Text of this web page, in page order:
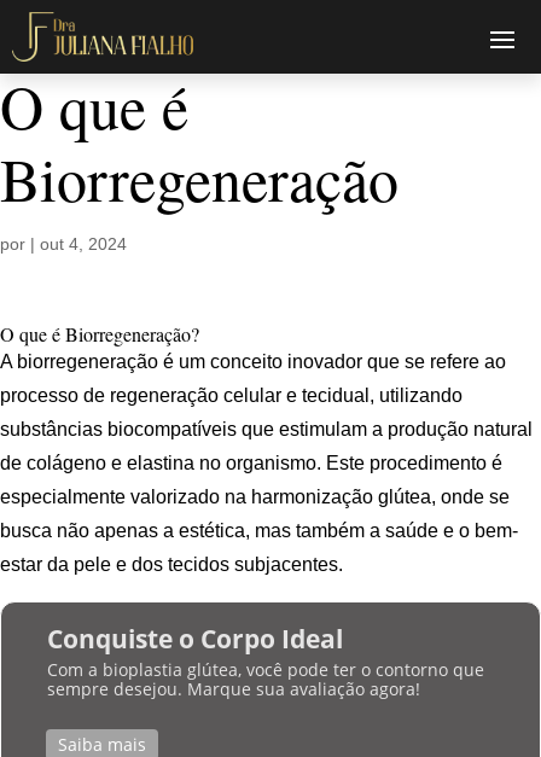
O que é
Biorregeneração
por | out 4, 2024
O que é Biorregeneração?
A biorregeneração é um conceito inovador que se refere ao
processo de regeneração celular e tecidual, utilizando
substâncias biocompatíveis que estimulam a produção natural
de colágeno e elastina no organismo. Este procedimento é
especialmente valorizado na harmonização glútea, onde se
busca não apenas a estética, mas também a saúde e o bem-
estar da pele e dos tecidos subjacentes.
Conquiste o Corpo Ideal
Com a bioplastia glútea, você pode ter o contorno que
sempre desejou. Marque sua avaliação agora!
Saiba mais